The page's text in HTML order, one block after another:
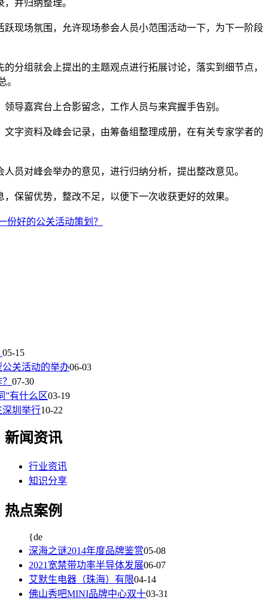
并归纳整理。
场氛围，允许现场参会人员小范围活动一下，为下一阶段
组就会上提出的主题观点进行拓展讨论，落实到细节点，
。
嘉宾台上合影留念，工作人员与来宾握手告别。
资料及峰会记录，由筹备组整理成册，在有关专家学者的
对峰会举办的意见，进行归纳分析，提出整改意见。
留优势，整改不足，以便下一次收获更好的效果。
份好的公关活动策划？
05-15
关活动的举办06-03
07-30
”有什么区03-19
深圳举行10-22
新闻资讯
行业资讯
知识分享
热点案例
{de
深海之谜2014年度品牌鉴赏05-08
2021宽禁带功率半导体发展06-07
艾默生电器（珠海）有限04-14
佛山秀吧MINI品牌中心双十03-31